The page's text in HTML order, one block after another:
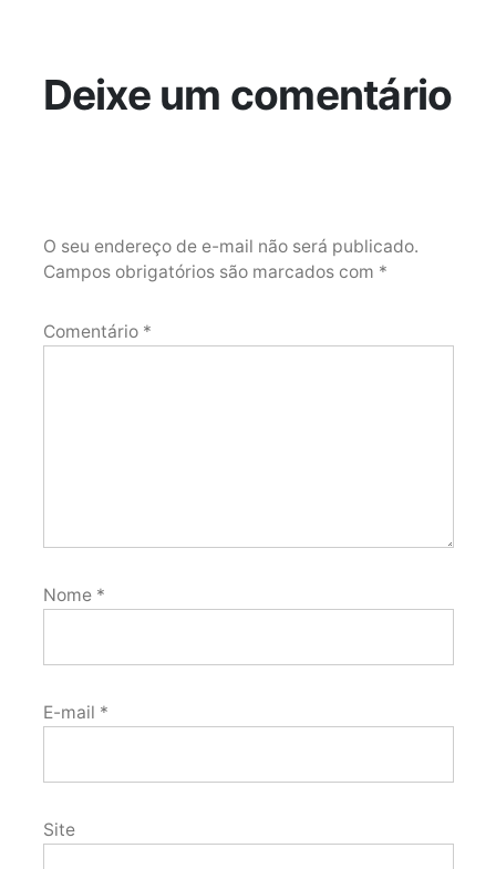
Deixe um comentário
O seu endereço de e-mail não será publicado.
Campos obrigatórios são marcados com *
Comentário *
Nome *
E-mail *
Site